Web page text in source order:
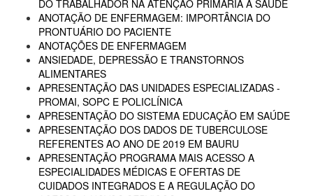
DO TRABALHADOR NA ATENÇÃO PRIMÁRIA À SAÚDE
ANOTAÇÃO DE ENFERMAGEM: IMPORTÂNCIA DO
PRONTUÁRIO DO PACIENTE
ANOTAÇÕES DE ENFERMAGEM
ANSIEDADE, DEPRESSÃO E TRANSTORNOS
ALIMENTARES
APRESENTAÇÃO DAS UNIDADES ESPECIALIZADAS -
PROMAI, SOPC E POLICLÍNICA
APRESENTAÇÃO DO SISTEMA EDUCAÇÃO EM SAÚDE
APRESENTAÇÃO DOS DADOS DE TUBERCULOSE
REFERENTES AO ANO DE 2019 EM BAURU
APRESENTAÇÃO PROGRAMA MAIS ACESSO A
ESPECIALIDADES MÉDICAS E OFERTAS DE
CUIDADOS INTEGRADOS E A REGULAÇÃO DO